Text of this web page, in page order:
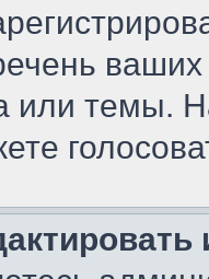
ваших
или темы.